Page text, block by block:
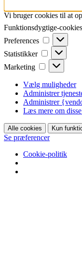
Vi bruger cookies til at
Funktionsdygtige-cookies
Preferences
Statistikker Statistikker
Marketing Marketing
Vælg muligheder
Administrer
Administrer
Læs mere om
Alle cookies Kun
Se præferencer
Cookie-politik